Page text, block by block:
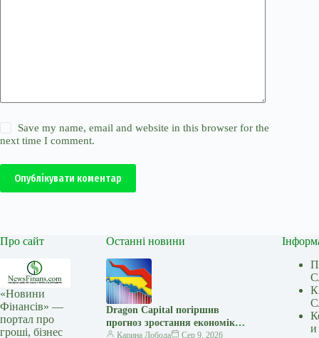
Save my name, email and website in this browser for the
next time I comment.
Опублікувати коментар
Про сайт
«Новини
Фінансів» —
портал про
гроші, бізнес
Останні новини
Dragon Capital погіршив
прогноз зростання економіки
України у 2026 році до 1% —
Карина Лобода Сер 9, 2026
и